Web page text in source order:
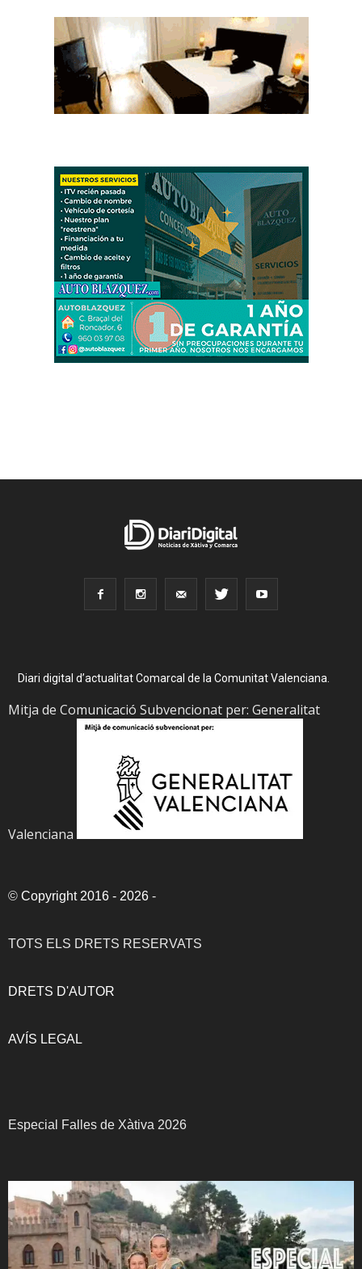
Diari digital d’actualitat Comarcal de la Comunitat Valenciana.
Mitja de Comunicació Subvencionat per: Generalitat
Valenciana
© Copyright 2016 - 2026 -
TOTS ELS DRETS RESERVATS
DRETS D'AUTOR
AVÍS LEGAL
Especial Falles de Xàtiva 2026